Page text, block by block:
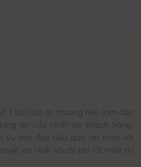
1 Sài Gòn là thương hiệu làm đẹp
tin cậy nhất với khách hàng,
vụ làm đẹp hiệu quả, an toàn với
vời nhất và chi phí tốt nhất thị